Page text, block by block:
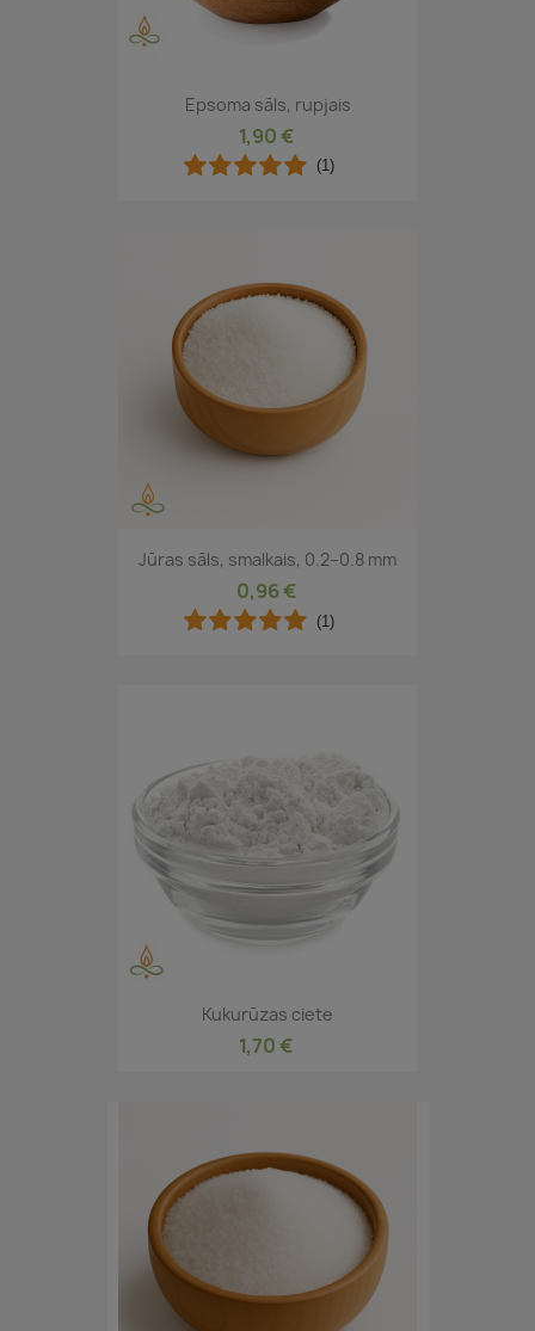
Epsoma sāls, rupjais
1,90 €
(1)
Jūras sāls, smalkais, 0.2–0.8 mm
0,96 €
(1)
Kukurūzas ciete
1,70 €